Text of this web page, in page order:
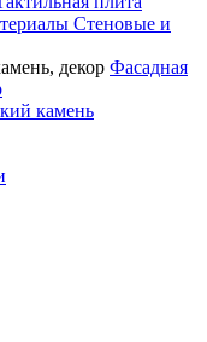
Стеновые и
Фасадная
камень